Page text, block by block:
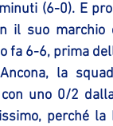
(6-0). E
il suo
fa 6-6, prima
la
con uno 0/2
perché la